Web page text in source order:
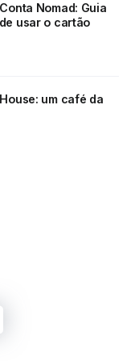
Nomad: Guia
usar o cartão
um café da